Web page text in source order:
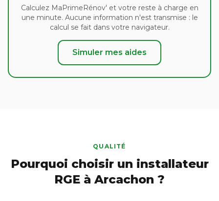
Calculez MaPrimeRénov' et votre reste à charge en
une minute. Aucune information n'est transmise : le
calcul se fait dans votre navigateur.
Simuler mes aides
QUALITÉ
Pourquoi choisir un installateur
RGE à Arcachon ?